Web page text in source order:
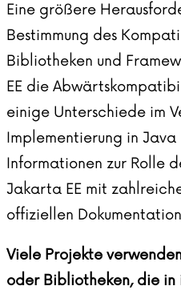
Eine größere
Bestimmung des
Bibliotheken und
EE die
einige Unterschiede im
Implementierung in Java
Informationen zur Rolle
Jakarta EE mit
offiziellen Dokumentation
Viele Projekte
oder Bibliotheken, die in